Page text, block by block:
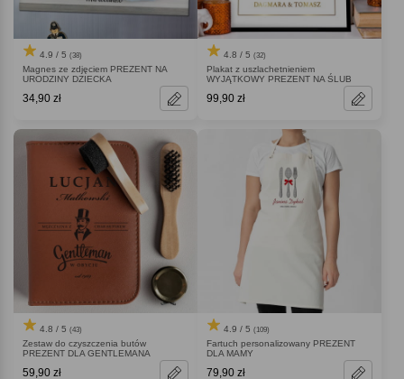
4.9 / 5 (38)
Magnes ze zdjęciem PREZENT NA
URODZINY DZIECKA
34,90 zł
4.8 / 5 (32)
Plakat z uszlachetnieniem
WYJĄTKOWY PREZENT NA ŚLUB
99,90 zł
4.8 / 5 (43)
Zestaw do czyszczenia butów
PREZENT DLA GENTLEMANA
59,90 zł
4.9 / 5 (109)
Fartuch personalizowany PREZENT
DLA MAMY
79,90 zł